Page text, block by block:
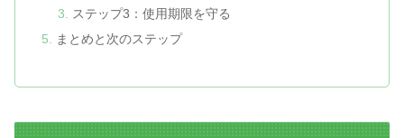
ステップ3：使用期限を守る
まとめと次のステップ